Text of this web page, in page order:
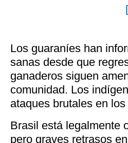
Los guaraníes han
sanas desde que
ganaderos siguen
comunidad. Los
ataques brutales en
Brasil está legalmente
pero graves retrasos